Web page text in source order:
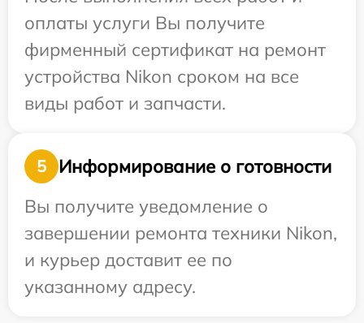
оплаты услуги Вы получите
фирменный сертификат на ремонт
устройства Nikon сроком на все
виды работ и запчасти.
5
Информирование о готовности
Вы получите уведомление о
завершении ремонта техники Nikon,
и курьер доставит ее по
указанному адресу.